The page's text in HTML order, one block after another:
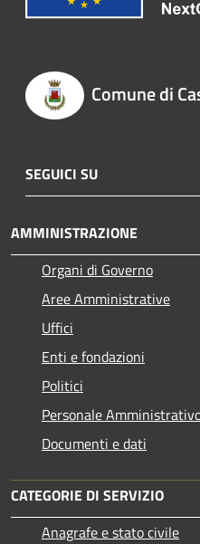
Comune di
SEGUICI SU
AMMINISTRAZIONE
Organi di Governo
Aree Amministrative
Uffici
Enti e fondazioni
Politici
Personale
Documenti e dati
CATEGORIE DI SERVIZIO
Anagrafe e stato civile